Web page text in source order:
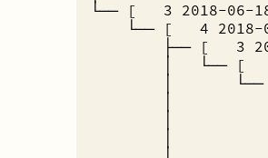
└── [ 3 2018-
└── [ 4 2018-
├── [ 3
│ └── [ 3
│ └── [ 12
│ ├──
│ ├──
│ ├──